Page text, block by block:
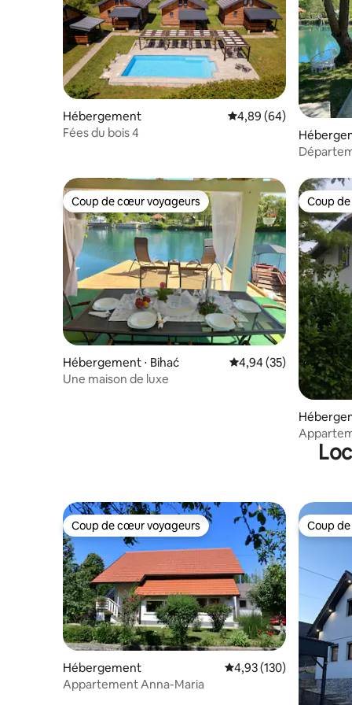
Hébergement Évaluation moyenne
4,89 (64)
Fées du bois 4
Coup de cœur voyageurs
Coup de cœur voyageurs
Hébergement ⋅ Bihać Évaluation moyenne
4,94 (35)
Une maison de luxe
Coup
Coup
Coup de cœur voyageurs
Coup de cœur voyageurs
Hébergement Évaluation moyenne
4,93 (130)
Appartement Anna-Maria
Coup
Coup